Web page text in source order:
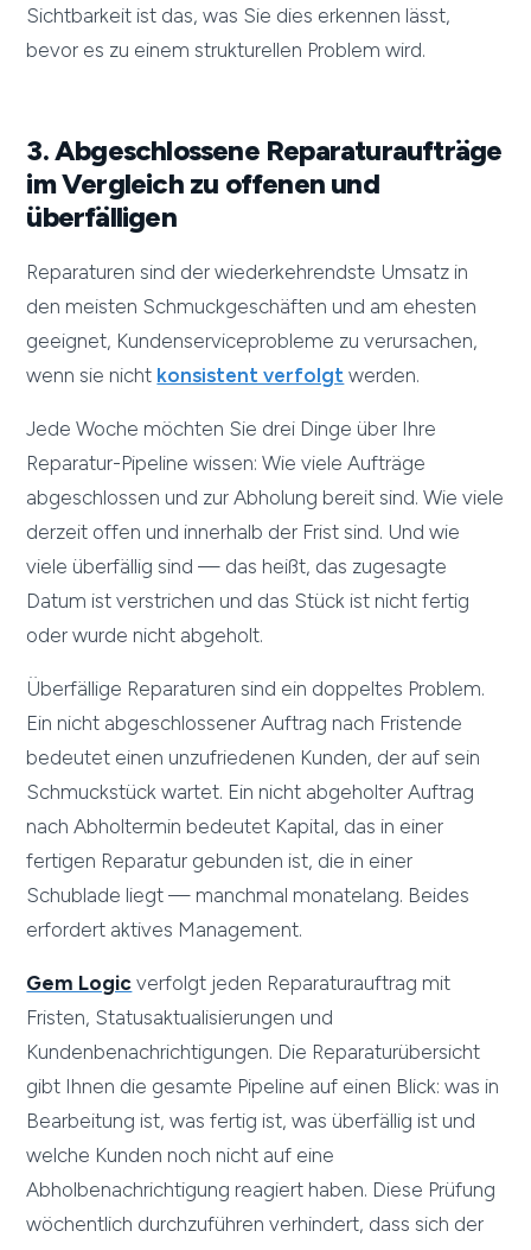
Sichtbarkeit ist das, was Sie dies erkennen lässt,
bevor es zu einem strukturellen Problem wird.
3. Abgeschlossene Reparaturaufträge
im Vergleich zu offenen und
überfälligen
Reparaturen sind der wiederkehrendste Umsatz in
den meisten Schmuckgeschäften und am ehesten
geeignet, Kundenserviceprobleme zu verursachen,
wenn sie nicht konsistent verfolgt werden.
Jede Woche möchten Sie drei Dinge über Ihre
Reparatur-Pipeline wissen: Wie viele Aufträge
abgeschlossen und zur Abholung bereit sind. Wie viele
derzeit offen und innerhalb der Frist sind. Und wie
viele überfällig sind — das heißt, das zugesagte
Datum ist verstrichen und das Stück ist nicht fertig
oder wurde nicht abgeholt.
Überfällige Reparaturen sind ein doppeltes Problem.
Ein nicht abgeschlossener Auftrag nach Fristende
bedeutet einen unzufriedenen Kunden, der auf sein
Schmuckstück wartet. Ein nicht abgeholter Auftrag
nach Abholtermin bedeutet Kapital, das in einer
fertigen Reparatur gebunden ist, die in einer
Schublade liegt — manchmal monatelang. Beides
erfordert aktives Management.
Gem Logic verfolgt jeden Reparaturauftrag mit
Fristen, Statusaktualisierungen und
Kundenbenachrichtigungen. Die Reparaturübersicht
gibt Ihnen die gesamte Pipeline auf einen Blick: was in
Bearbeitung ist, was fertig ist, was überfällig ist und
welche Kunden noch nicht auf eine
Abholbenachrichtigung reagiert haben. Diese Prüfung
wöchentlich durchzuführen verhindert, dass sich der